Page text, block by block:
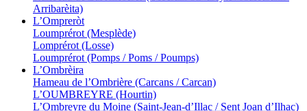
Arribarèita)
L’Ompreròt
Loumprérot (Mesplède)
Lomprérot (Losse)
Loumprérot (Pomps / Poms / Poumps)
L’Ombrèira
Hameau de l’Ombrière (Carcans / Carcan)
L’OUMBREYRE (Hourtin)
L’Ombreyre du Moine (Saint-Jean-d’Illac / Sent Joan d’Ilhac)